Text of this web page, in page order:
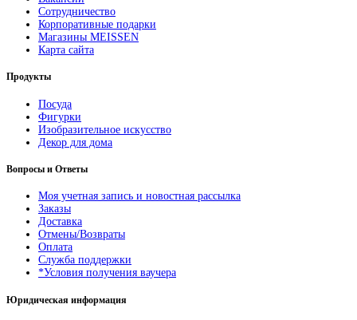
Сотрудничество
Корпоративные подарки
Магазины MEISSEN
Карта сайта
Продукты
Посуда
Фигурки
Изобразительное искусство
Декор для дома
Вопросы и Ответы
Моя учетная запись и новостная рассылка
Заказы
Доставка
Отмены/Возвраты
Оплата
Служба поддержки
*Условия получения ваучера
Юридическая информация